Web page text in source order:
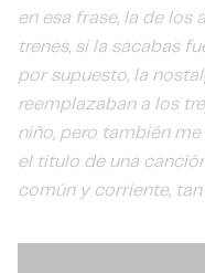
en esa frase, la de los
trenes, si la sacabas
por supuesto, la
reemplazaban a los
niño, pero también
el título de una
común y corriente, tan